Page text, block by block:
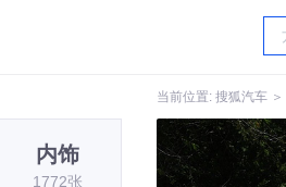
当前位置: 搜狐汽车 ＞
内饰
1772张